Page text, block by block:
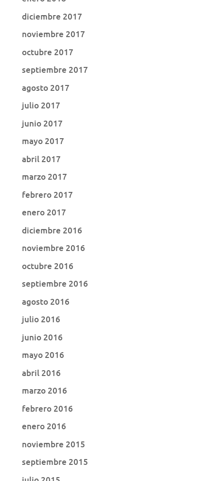
diciembre 2017
noviembre 2017
octubre 2017
septiembre 2017
agosto 2017
julio 2017
junio 2017
mayo 2017
abril 2017
marzo 2017
febrero 2017
enero 2017
diciembre 2016
noviembre 2016
octubre 2016
septiembre 2016
agosto 2016
julio 2016
junio 2016
mayo 2016
abril 2016
marzo 2016
febrero 2016
enero 2016
noviembre 2015
septiembre 2015